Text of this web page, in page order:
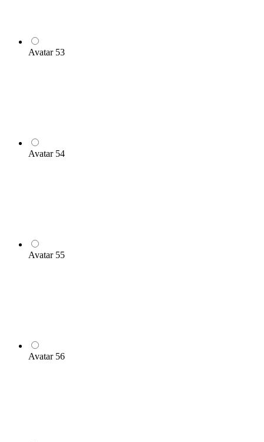
Avatar 53
Avatar 54
Avatar 55
Avatar 56